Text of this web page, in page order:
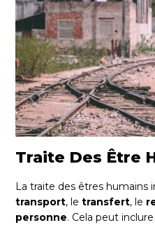
Traite Des Être
La traite des êtres humains
transport, letransfert, le
personne. Cela peut inclure